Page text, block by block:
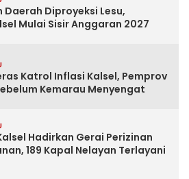
Diproyeksi Lesu,
Mulai Sisir Anggaran 2027
Katrol Inflasi Kalsel, Pemprov
Kemarau Menyengat
Hadirkan Gerai Perizinan
189 Kapal Nelayan Terlayani